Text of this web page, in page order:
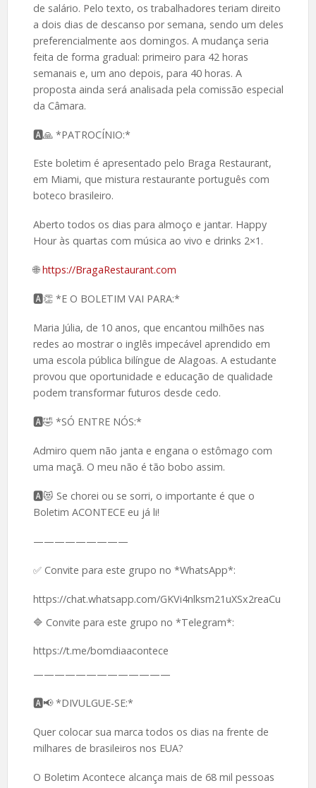
de salário. Pelo texto, os trabalhadores teriam direito
a dois dias de descanso por semana, sendo um deles
preferencialmente aos domingos. A mudança seria
feita de forma gradual: primeiro para 42 horas
semanais e, um ano depois, para 40 horas. A
proposta ainda será analisada pela comissão especial
da Câmara.
🅰️🙏 *PATROCÍNIO:*
Este boletim é apresentado pelo Braga Restaurant,
em Miami, que mistura restaurante português com
boteco brasileiro.
Aberto todos os dias para almoço e jantar. Happy
Hour às quartas com música ao vivo e drinks 2×1.
🌐https://BragaRestaurant.com
🅰️👏 *E O BOLETIM VAI PARA:*
Maria Júlia, de 10 anos, que encantou milhões nas
redes ao mostrar o inglês impecável aprendido em
uma escola pública bilíngue de Alagoas. A estudante
provou que oportunidade e educação de qualidade
podem transformar futuros desde cedo.
🅰️🤣 *SÓ ENTRE NÓS:*
Admiro quem não janta e engana o estômago com
uma maçã. O meu não é tão bobo assim.
🅰️😻 Se chorei ou se sorri, o importante é que o
Boletim ACONTECE eu já li!
—————————
✅ Convite para este grupo no *WhatsApp*:
https://chat.whatsapp.com/GKVi4nlksm21uXSx2reaCu
🔷 Convite para este grupo no *Telegram*:
https://t.me/bomdiaacontece
—————————————
🅰️📢 *DIVULGUE-SE:*
Quer colocar sua marca todos os dias na frente de
milhares de brasileiros nos EUA?
O Boletim Acontece alcança mais de 68 mil pessoas